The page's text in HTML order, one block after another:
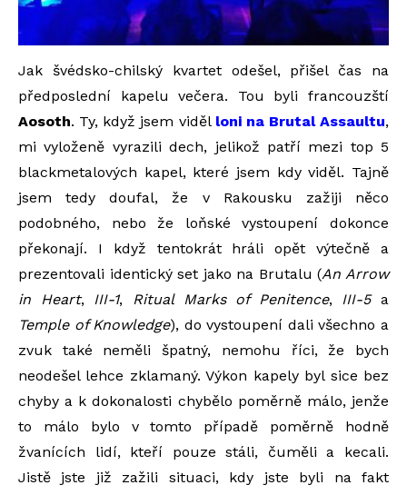
Jak švédsko-chilský kvartet odešel, přišel čas na
předposlední kapelu večera. Tou byli francouzští
Aosoth. Ty, když jsem viděl loni na Brutal Assaultu,
mi vyloženě vyrazili dech, jelikož patří mezi top 5
blackmetalových kapel, které jsem kdy viděl. Tajně
jsem tedy doufal, že v Rakousku zažiji něco
podobného, nebo že loňské vystoupení dokonce
překonají. I když tentokrát hráli opět výtečně a
prezentovali identický set jako na Brutalu (An Arrow
in Heart, III-1, Ritual Marks of Penitence, III-5a
Temple of Knowledge), do vystoupení dali všechno a
zvuk také neměli špatný, nemohu říci, že bych
neodešel lehce zklamaný. Výkon kapely byl sice bez
chyby a k dokonalosti chybělo poměrně málo, jenže
to málo bylo v tomto případě poměrně hodně
žvanících lidí, kteří pouze stáli, čuměli a kecali.
Jistě jste již zažili situaci, kdy jste byli na fakt